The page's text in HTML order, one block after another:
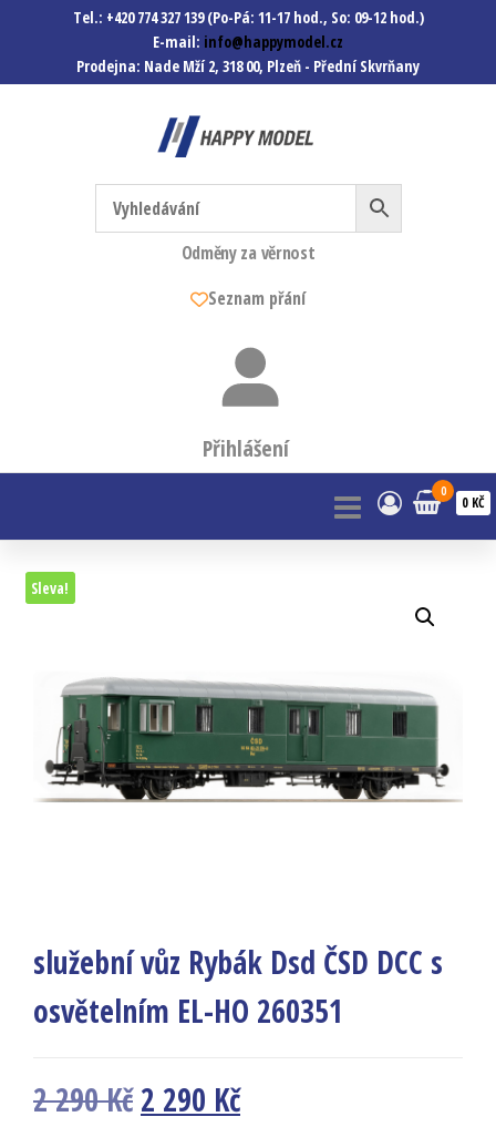
Tel.: +420 774 327 139 (Po-Pá: 11-17 hod., So: 09-12 hod.)
E-mail: info@happymodel.cz
Prodejna: Nade Mží 2, 318 00, Plzeň - Přední Skvrňany
Happymodel.cz
Modely autíček, modelová
železnice, mašinky, vagóny a
mnohem víc.
Odměny za věrnost
Seznam přání
Přihlášení
0
0 KČ
Sleva!
služební vůz Rybák Dsd ČSD DCC s
osvětelním EL-HO 260351
2 290Kč 2 290 Kč